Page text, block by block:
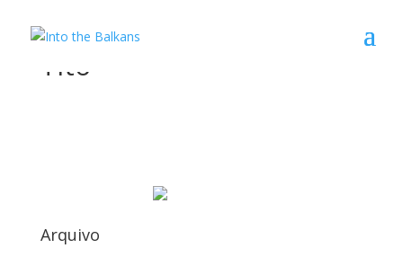
Tito
Arquivo